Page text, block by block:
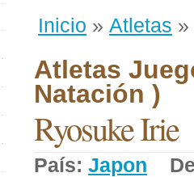
Inicio » Atletas »
Atletas
Natación )
Ryosuke Irie
País: Japon